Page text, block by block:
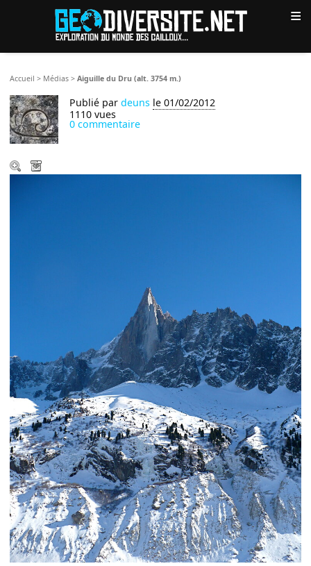
≡
Accueil > Médias >Aiguille du Dru (alt. 3754 m.)
Publié pardeuns le 01/02/2012
1110 vues
0 commentaire